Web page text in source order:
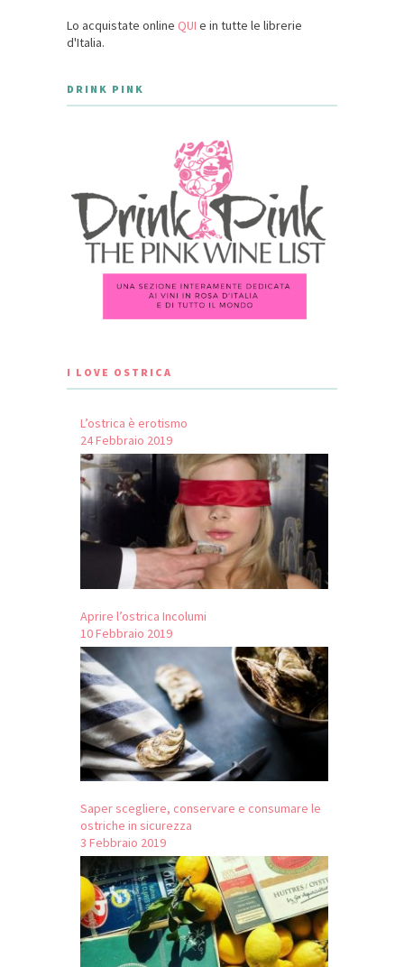
Lo acquistate online QUI e in tutte le librerie
d'Italia.
DRINK PINK
I LOVE OSTRICA
L’ostrica è erotismo
24 Febbraio 2019
Aprire l’ostrica Incolumi
10 Febbraio 2019
Saper scegliere, conservare e consumare le
ostriche in sicurezza
3 Febbraio 2019